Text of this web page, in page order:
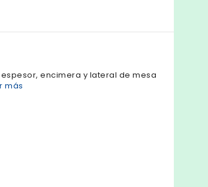
encimera y lateral de mesa
más